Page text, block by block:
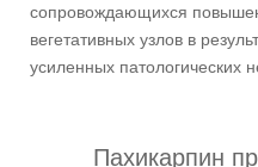
сопровождающихся
вегетативных узлов в
усиленных патологических
Пахикарпин